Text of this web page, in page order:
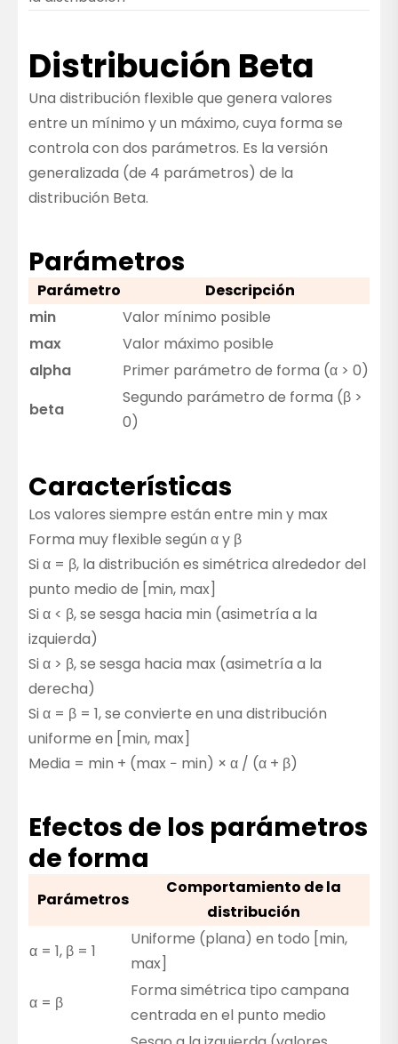
Distribución Beta
Una distribución flexible que genera valores
entre un mínimo y un máximo, cuya forma se
controla con dos parámetros. Es la versión
generalizada (de 4 parámetros) de la
distribución Beta.
Parámetros
Parámetro
Descripción
min
Valor mínimo posible
max
Valor máximo posible
alpha
Primer parámetro de forma (α > 0)
beta
Segundo parámetro de forma (β >
0)
Características
Los valores siempre están entre min y max
Forma muy flexible según α y β
Si α = β, la distribución es simétrica alrededor del
punto medio de [min, max]
Si α < β, se sesga hacia min (asimetría a la
izquierda)
Si α > β, se sesga hacia max (asimetría a la
derecha)
Si α = β = 1, se convierte en una distribución
uniforme en [min, max]
Media = min + (max − min) × α / (α + β)
Efectos de los parámetros
de forma
Parámetros
Comportamiento de la
distribución
α = 1, β = 1
Uniforme (plana) en todo [min,
max]
α = β
Forma simétrica tipo campana
centrada en el punto medio